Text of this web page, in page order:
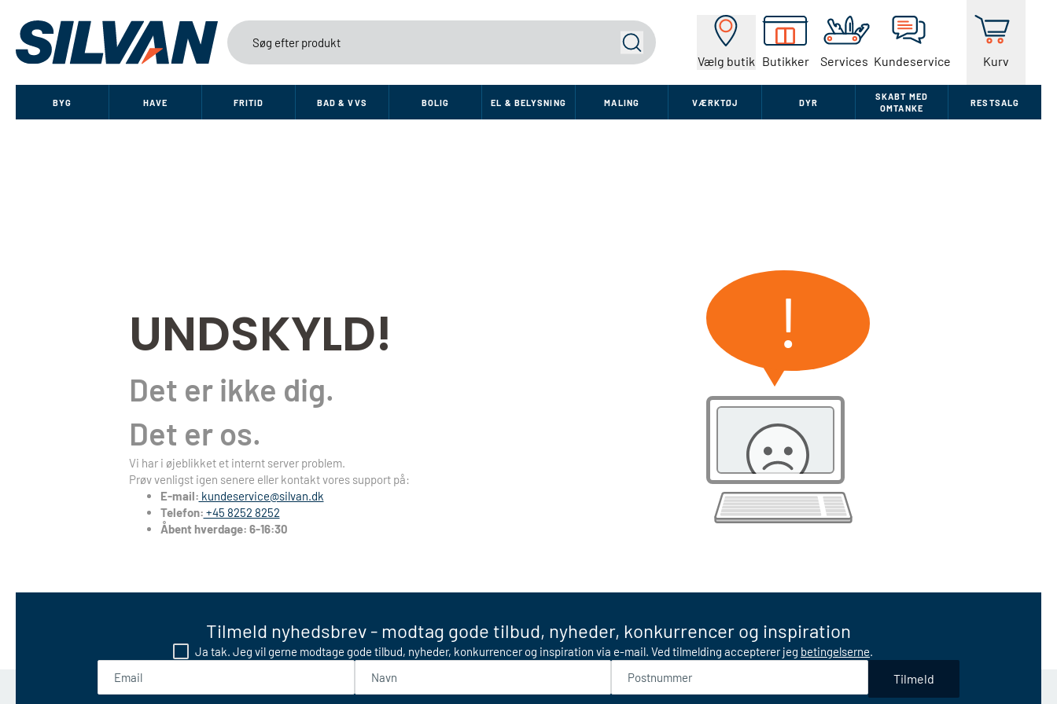
Vælg butik Butikker Services Kundeservice Kurv
Søg
BYG HAVE FRITID BAD & VVS BOLIG EL & BELYSNING MALING VÆRKTØJ DYR
SKABT MED
OMTANKE
RESTSALG
UNDSKYLD!
Det er ikke dig.
Det er os.
Vi har i øjeblikket et internt server problem.
Prøv venligst igen senere eller kontakt vores support på:
E-mail: kundeservice@silvan.dk
Telefon: +45 8252 8252
Åbent hverdage: 6-16:30
!
Tilmeld nyhedsbrev - modtag gode tilbud, nyheder, konkurrencer og inspiration
Ja tak. Jeg vil gerne modtage gode tilbud, nyheder, konkurrencer og inspiration via e-mail. Ved tilmelding accepterer jeg betingelserne.
Tilmeld